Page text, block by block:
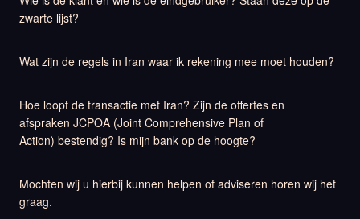
zwarte lijst?
Wat zijn de regels in Iran waar ik rekening mee moet houden?
Hoe loopt de transactie met Iran? Zijn de offertes en
afspraken JCPOA (Joint Comprehensive Plan of
Action) bestendig? Is mijn bank op de hoogte?
Mochten wij u hierbij kunnen helpen of adviseren horen wij het
graag.